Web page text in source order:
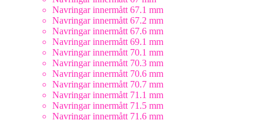
Navringar innermått 67.1 mm
Navringar innermått 67.2 mm
Navringar innermått 67.6 mm
Navringar innermått 69.1 mm
Navringar innermått 70.1 mm
Navringar innermått 70.3 mm
Navringar innermått 70.6 mm
Navringar innermått 70.7 mm
Navringar innermått 71.1 mm
Navringar innermått 71.5 mm
Navringar innermått 71.6 mm